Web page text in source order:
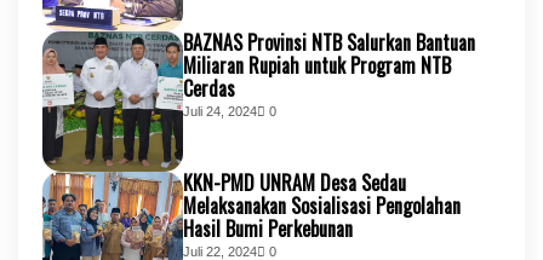
BAZNAS Provinsi NTB Salurkan Bantuan
Miliaran Rupiah untuk Program NTB
Cerdas
Juli 24, 2024 0
KKN-PMD UNRAM Desa Sedau
Melaksanakan Sosialisasi Pengolahan
Hasil Bumi Perkebunan
Juli 22, 2024 0